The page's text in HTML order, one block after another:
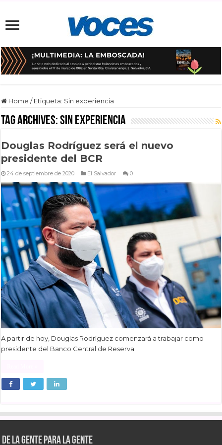
Home / Etiqueta: Sin experiencia
Tag Archives:Sin experiencia
Douglas Rodríguez será el nuevo
presidente del BCR
24 de septiembre de 2020 El Salvador 0
A partir de hoy, Douglas Rodríguez comenzará a trabajar como
presidente del Banco Central de Reserva.
De la gente para la gente